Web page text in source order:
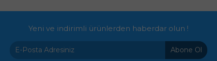
Yeni ve indirimli ürünlerden haberdar olun !
Abone Ol